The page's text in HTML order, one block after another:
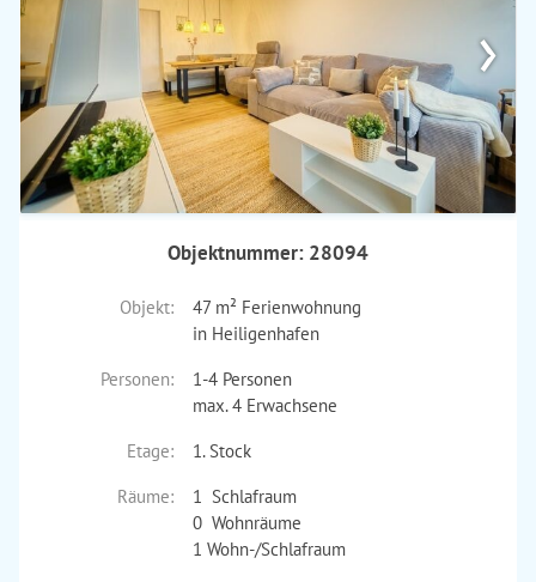
›
Objektnummer: 28094
Objekt:
47 m² Ferienwohnung
in Heiligenhafen
Personen:
1-4 Personen
max. 4 Erwachsene
Etage:
1. Stock
Räume:
1 Schlafraum
0 Wohnräume
1 Wohn-/Schlafraum